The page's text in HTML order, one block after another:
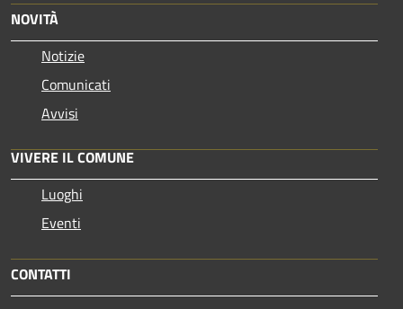
NOVITÀ
Notizie
Comunicati
Avvisi
VIVERE IL COMUNE
Luoghi
Eventi
CONTATTI